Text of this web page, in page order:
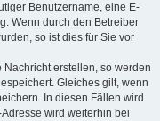
Benutzername, eine E-
Wenn durch den Betreiber
so ist dies für Sie vor
erstellen, so werden
Gleiches gilt, wenn
In diesen Fällen wird
wird weiterhin bei